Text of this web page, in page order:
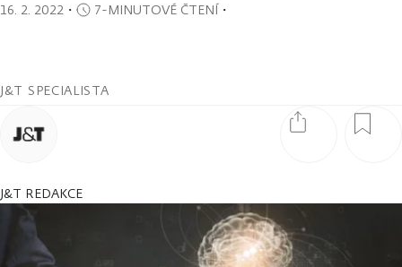
16. 2. 2022 ・ 7-MINUTOVÉ ČTENÍ・
J&T SPECIALISTA
J&T REDAKCE